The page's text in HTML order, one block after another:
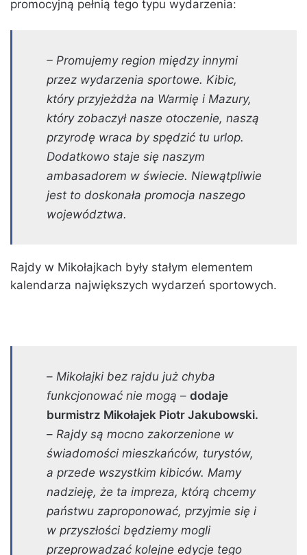
promocyjną pełnią tego typu wydarzenia:
– Promujemy region między innymi
przez wydarzenia sportowe. Kibic,
który przyjeżdża na Warmię i Mazury,
który zobaczył nasze otoczenie, naszą
przyrodę wraca by spędzić tu urlop.
Dodatkowo staje się naszym
ambasadorem w świecie. Niewątpliwie
jest to doskonała promocja naszego
województwa.
Rajdy w Mikołajkach były stałym elementem
kalendarza największych wydarzeń sportowych.
– Mikołajki bez rajdu już chyba
funkcjonować nie mogą – dodaje
burmistrz Mikołajek Piotr Jakubowski.
– Rajdy są mocno zakorzenione w
świadomości mieszkańców, turystów,
a przede wszystkim kibiców. Mamy
nadzieję, że ta impreza, którą chcemy
państwu zaproponować, przyjmie się i
w przyszłości będziemy mogli
przeprowadzać kolejne edycje tego